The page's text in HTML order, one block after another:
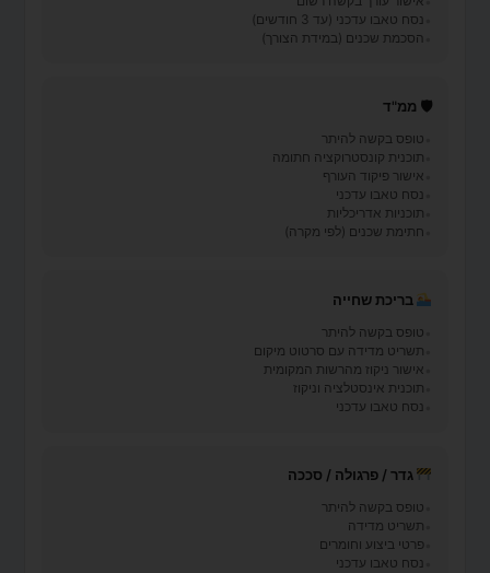
נסח טאבו עדכני (עד 3 חודשים)
הסכמת שכנים (במידת הצורך)
🛡 ממ"ד
טופס בקשה להיתר
תוכנית קונסטרוקציה חתומה
אישור פיקוד העורף
נסח טאבו עדכני
תוכניות אדריכליות
חתימת שכנים (לפי מקרה)
בריכת שחייה
טופס בקשה להיתר
תשריט מדידה עם סרטוט מיקום
אישור ניקוז מהרשות המקומית
תוכנית אינסטלציה וניקוז
נסח טאבו עדכני
גדר / פרגולה / סככה
טופס בקשה להיתר
תשריט מדידה
פרטי ביצוע וחומרים
נסח טאבו עדכני